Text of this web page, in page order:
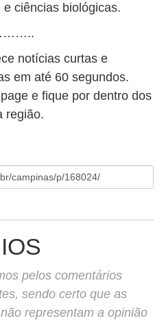
ciências biológicas.
notícias curtas e
em até 60 segundos.
e fique por dentro dos
região.
pelos comentários
sendo certo que as
representam a opinião